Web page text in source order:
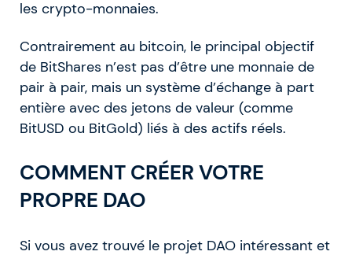
les crypto-monnaies.
Contrairement au bitcoin, le principal objectif
de BitShares n’est pas d’être une monnaie de
pair à pair, mais un système d’échange à part
entière avec des jetons de valeur (comme
BitUSD ou BitGold) liés à des actifs réels.
COMMENT CRÉER VOTRE
PROPRE DAO
Si vous avez trouvé le projet DAO intéressant et